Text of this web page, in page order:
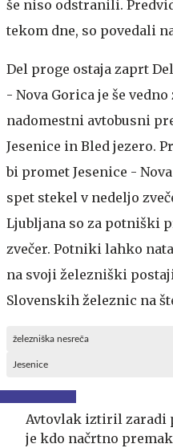
še niso odstranili.
tekom dne, so povedali
Del proge ostaja zaprt
- Nova Gorica je še
nadomestni avtobusni
Jesenice in Bled jezero.
bi promet Jesenice -
spet stekel v nedeljo
Ljubljana so za potniški
zvečer. Potniki lahko
na svoji železniški
Slovenskih železnic na
železniška nesreča
Jesenice
Avtovlak iztiril zaradi
je kdo načrtno